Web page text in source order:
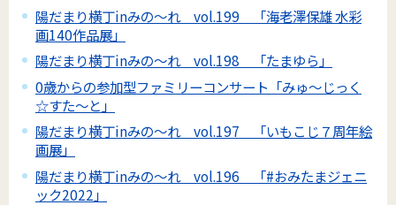
陽だまり横丁inみの～れ vol.199 「海老澤保雄 水彩
画140作品展」
陽だまり横丁inみの～れ vol.198 「たまゆら」
0歳からの参加型ファミリーコンサート「みゅ～じっく
☆すた～と」
陽だまり横丁inみの～れ vol.197 「いもこじ７周年絵
画展」
陽だまり横丁inみの～れ vol.196 「#おみたまジェニ
ック2022」